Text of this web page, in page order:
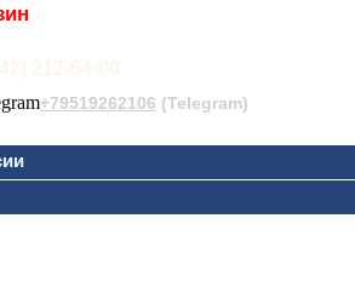
212-54-00
+79519262106 (Telegram)